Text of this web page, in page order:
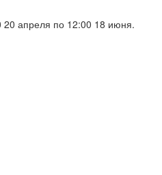
20 апреля по 12:00 18 июня.